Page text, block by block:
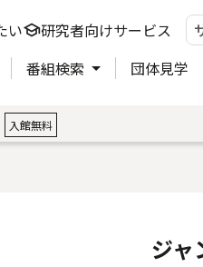
いschool研究者向けサービス
番組検索 団体見学
入館無料
ジャ